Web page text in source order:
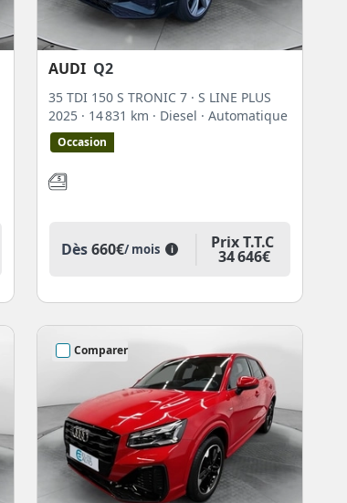
AUDI Q2
35 TDI 150 S TRONIC 7 · S LINE PLUS
2025 · 14 831 km · Diesel · Automatique
Occasion
Dès660€/ mois i Prix T.T.C
34 646€
Comparer